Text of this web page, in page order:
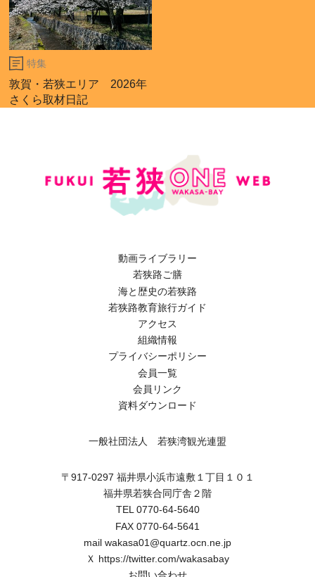
特集
敦賀・若狭エリア 2026年
さくら取材日記
動画ライブラリー
若狭路ご膳
海と歴史の若狭路
若狭路教育旅行ガイド
アクセス
組織情報
プライバシーポリシー
会員一覧
会員リンク
資料ダウンロード
一般社団法人 若狭湾観光連盟
〒917-0297 福井県小浜市遠敷１丁目１０１
福井県若狭合同庁舎２階
TEL 0770-64-5640
FAX 0770-64-5641
mail wakasa01@quartz.ocn.ne.jp
Ｘ https://twitter.com/wakasabay